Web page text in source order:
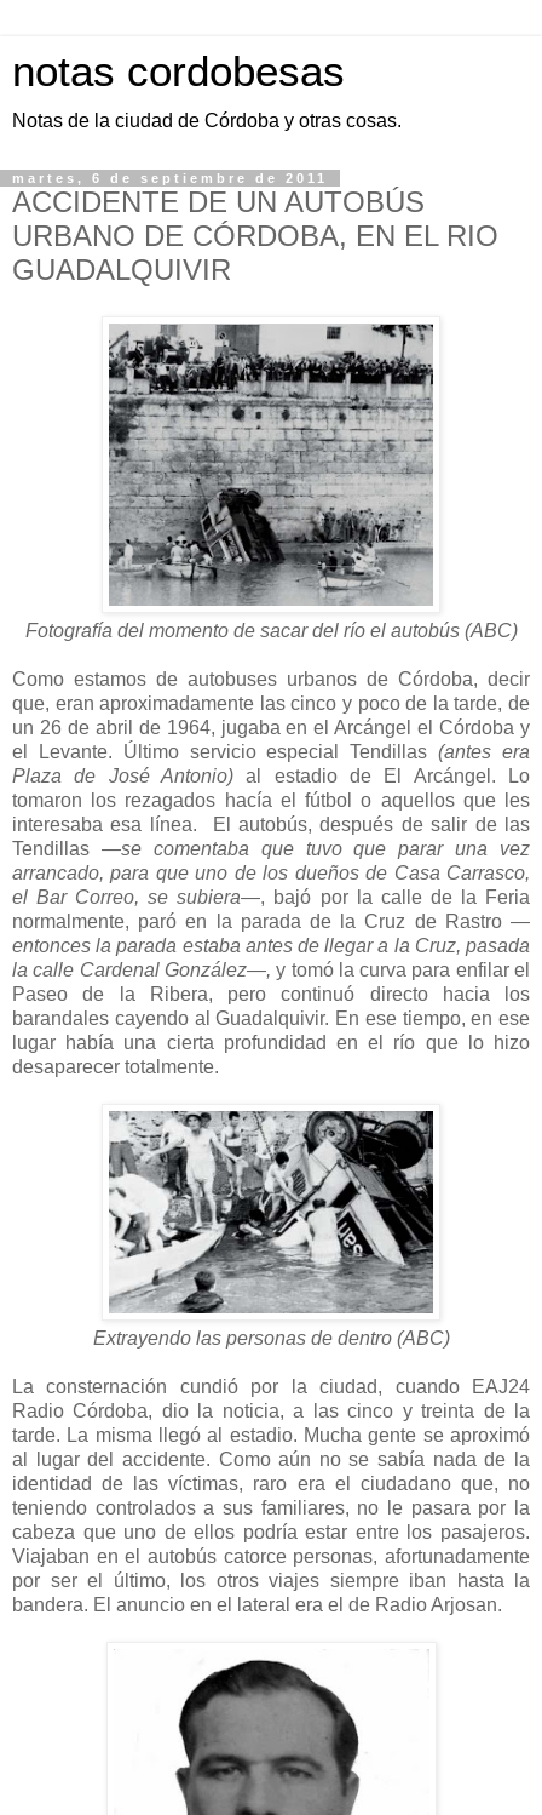
notas cordobesas
Notas de la ciudad de Córdoba y otras cosas.
martes, 6 de septiembre de 2011
ACCIDENTE DE UN AUTOBÚS
URBANO DE CÓRDOBA, EN EL RIO
GUADALQUIVIR
Fotografía del momento de sacar del río el autobús (ABC)
Como estamos de autobuses urbanos de Córdoba, decir
que, eran aproximadamente las cinco y poco de la tarde, de
un 26 de abril de 1964, jugaba en el Arcángel el Córdoba y
el Levante. Último servicio especial Tendillas(antes era
Plaza de José Antonio)al
estadio de El Arcángel. Lo
tomaron los rezagados hacía el fútbol o aquellos que les
interesaba esa línea. El autobús, después de salir de las
Tendillas —se comentaba que tuvo que parar una vez
arrancado, para que uno de los dueños de Casa Carrasco,
el Bar Correo, se subiera—, bajó por la calle de la Feria
normalmente, paró en la parada de la Cruz de Rastro —
entonces la parada estaba antes de llegar a la Cruz, pasada
la calle Cardenal González—, y tomó la curva para enfilar el
Paseo de la Ribera, pero continuó directo hacia los
barandales cayendo al Guadalquivir. En ese tiempo, en ese
lugar había una cierta profundidad en el río que lo hizo
desaparecer totalmente.
Extrayendo las personas de dentro (ABC)
La consternación cundió por la ciudad, cuando EAJ24
Radio Córdoba, dio la noticia, a las cinco y treinta de la
tarde. La misma llegó al estadio. Mucha gente se aproximó
al lugar del accidente. Como aún no se sabía nada de la
identidad de las víctimas, raro era el ciudadano que, no
teniendo controlados a sus familiares, no le pasara por la
cabeza que uno de ellos podría estar entre los pasajeros.
Viajaban en el autobús catorce personas, afortunadamente
por ser el último, los otros viajes siempre iban hasta la
bandera. El anuncio en el lateral era el de Radio Arjosan.